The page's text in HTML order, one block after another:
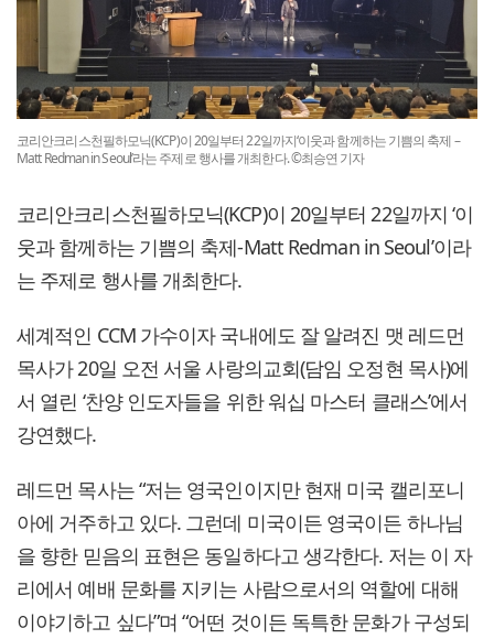
코리안크리스천필하모닉(KCP)이 20일부터 22일까지‘이웃과 함께하는 기쁨의 축제 –
Matt Redman in Seoul’라는 주제로 행사를 개최한다. ©최승연 기자
코리안크리스천필하모닉(KCP)이 20일부터 22일까지 ‘이
웃과 함께하는 기쁨의 축제-Matt Redman in Seoul’이라
는 주제로 행사를 개최한다.
세계적인 CCM 가수이자 국내에도 잘 알려진 맷 레드먼
목사가 20일 오전 서울 사랑의교회(담임 오정현 목사)에
서 열린 ‘찬양 인도자들을 위한 워십 마스터 클래스’에서
강연했다.
레드먼 목사는 “저는 영국인이지만 현재 미국 캘리포니
아에 거주하고 있다. 그런데 미국이든 영국이든 하나님
을 향한 믿음의 표현은 동일하다고 생각한다. 저는 이 자
리에서 예배 문화를 지키는 사람으로서의 역할에 대해
이야기하고 싶다”며 “어떤 것이든 독특한 문화가 구성되